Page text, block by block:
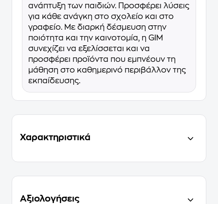
ανάπτυξη των παιδιών. Προσφέρει λύσεις
για κάθε ανάγκη στο σχολείο και στο
γραφείο. Με διαρκή δέσμευση στην
ποιότητα και την καινοτομία, η GIM
συνεχίζει να εξελίσσεται και να
προσφέρει προϊόντα που εμπνέουν τη
μάθηση στο καθημερινό περιβάλλον της
εκπαίδευσης.
Χαρακτηριστικά
Αξιολογήσεις